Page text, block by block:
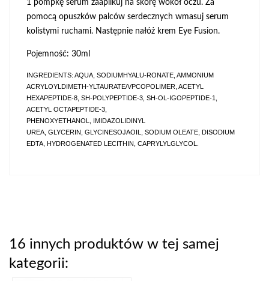
1 pompkę serum zaaplikuj na skórę wokół oczu. Za
pomocą opuszków palców serdecznych wmasuj serum
kolistymi ruchami. Następnie nałóż krem Eye Fusion.
Pojemność: 30ml
INGREDIENTS: AQUA, SODIUMHYALU-RONATE, AMMONIUM
ACRYLOYLDIMETH-YLTAURATE/VPCOPOLIMER, ACETYL
HEXAPEPTIDE-8, SH-POLYPEPTIDE-3, SH-OL-IGOPEPTIDE-1,
ACETYL OCTAPEPTIDE-3,
PHENOXYETHANOL, IMIDAZOLIDINYL
UREA, GLYCERIN, GLYCINESOJAOIL, SODIUM OLEATE, DISODIUM
EDTA, HYDROGENATED LECITHIN, CAPRYLYLGLYCOL.
16 innych produktów w tej samej
kategorii: